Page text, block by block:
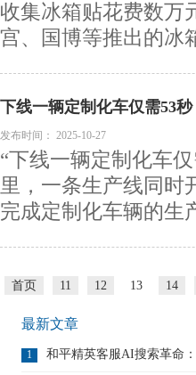
收集冰箱贴花费数万
宫、国博等推出的冰
下线一辆定制化车仅需53
发布时间： 2025-10-27
“下线一辆定制化车
里，一条生产线同时
完成定制化车辆的生
首页 11 12 13 14
最新文章
1 和平精英客服AI搜索革命